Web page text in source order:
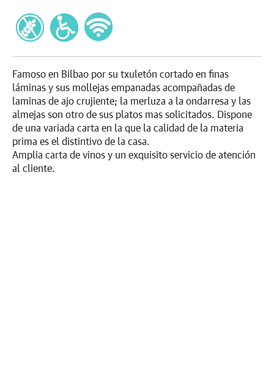
Famoso en Bilbao por su txuletón cortado en finas
láminas y sus mollejas empanadas acompañadas de
laminas de ajo crujiente; la merluza a la ondarresa y las
almejas son otro de sus platos mas solicitados. Dispone
de una variada carta en la que la calidad de la materia
prima es el distintivo de la casa.
Amplia carta de vinos y un exquisito servicio de atención
al cliente.